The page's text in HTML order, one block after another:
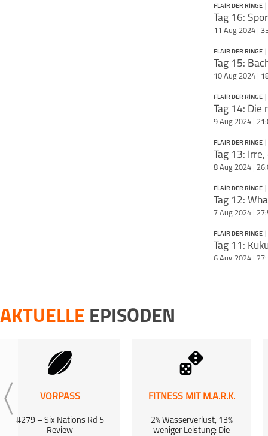
und Diskussionen
- https://
sport/olympia-auf-
friend/
Teile diese Serie mit
natürlich die aktuelle
Berichterstattung.
(Chefredakteur
Unnützes
freuen sich auf dich.
den Podcast!
Äußerungen unserer
Moderator*innen
https://
sich Äußerungen
FLAIR DER RINGE
11 Aug 2024 |
FLAIR DER RINGE
Tag 15:
10 Aug 2024 |
FLAIR DER RINGE
Tag 14:
9 Aug 2024 |
FLAIR DER RINGE
Tag 13:
8 Aug 2024 |
FLAIR DER RINGE
Tag 12:
7 Aug 2024 |
FLAIR DER RINGE
Tag 11:
6 Aug 2024 |
3 Aug 2024 |
FLAIR DER RINGE
AKTUELLE EPISODEN
VORPASS
#279 – Six Nations Rd 5
Review
FITNESS MIT M.A.R.K.
2% Wasserverlust, 13%
weniger Leistung: Die